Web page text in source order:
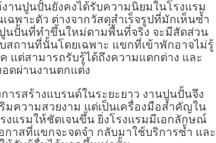
านปูนปั้นยังคงได้รับความนิยมในโรงแรม
ฉพาะตัว ต่างจากวัสดุสำเร็จรูปที่มักเห็นซ้ำ
นปั้นที่ทำขึ้นใหม่ตามพื้นที่จริง จะมีสัดส่วน
สถานที่นั้นโดยเฉพาะ แขกที่เข้าพักอาจไม่รู้
ค แต่สามารถรับรู้ได้ถึงความแตกต่าง และ
ดผ่านงานตกแต่ง
ารสร้างแบรนด์ในระยะยาว งานปูนปั้นจึง
ริมความสวยงาม แต่เป็นเครื่องมือสำคัญใน
งแรมให้ชัดเจนขึ้น ยิ่งโรงแรมมีเอกลักษณ์
กาสที่แขกจะจดจำ กลับมาใช้บริการซ้ำ และ